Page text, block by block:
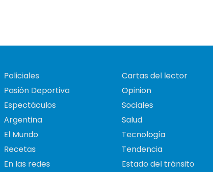
Policiales
Pasión Deportiva
Espectáculos
Argentina
El Mundo
Recetas
En las redes
Cartas del lector
Opinion
Sociales
Salud
Tecnología
Tendencia
Estado del tránsito